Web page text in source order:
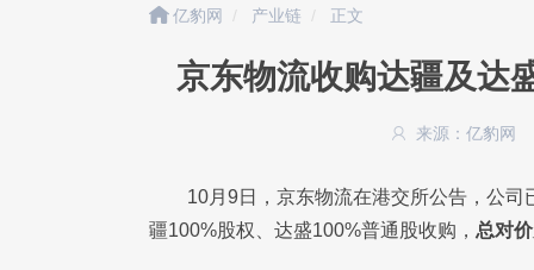
亿豹网 产业链 正文
京东物流收购达疆及达
来源：亿豹网
10月9日，京东物流在港交所公告，公
疆100%股权、达盛100%普通股收购， 总对